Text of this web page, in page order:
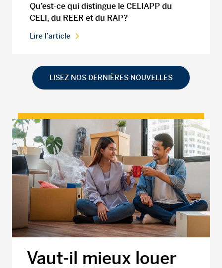
Qu’est-ce qui distingue le CELIAPP du
CELI, du REER et du RAP?
Lire l’article
LISEZ NOS DERNIÈRES NOUVELLES
Vaut-il mieux louer